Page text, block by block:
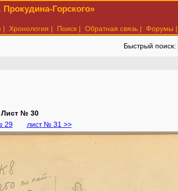
Горского»
| Хронология | Поиск | Обратная связь | Форумы |
Быстрый поиск:
Лист № 30
29
лист № 31 >>